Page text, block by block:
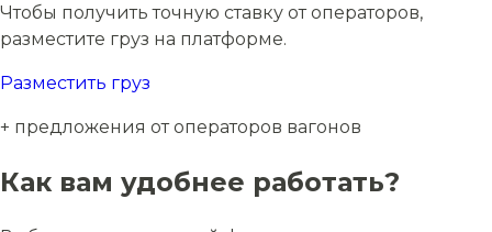
Чтобы получить точную ставку от операторов,
разместите груз на платформе.
Разместить груз
+ предложения от операторов вагонов
Как вам удобнее работать?